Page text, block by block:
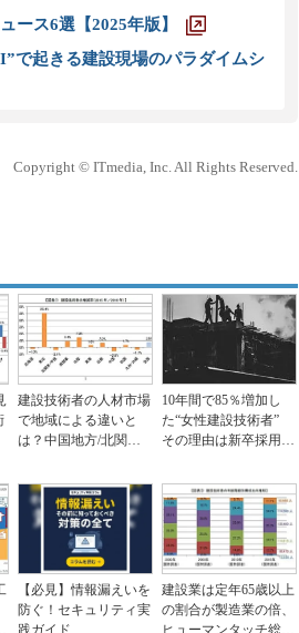
ース6選【2025年版】
起きる建設現場のパラダイムシ
Copyright © ITmedia, Inc. All Rights Reserved.
建設技術者の人材市場
で地域による違いと
は？中国地方/北関東
は...
10年間で85％増加し
た“女性建設技術者”
その理由は新卒採用
【必見】情報漏えいを
防ぐ！セキュリティ実
建設業は定年65歳以上
の割合が製造業の倍、